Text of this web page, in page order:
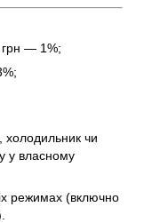
грн — 1%;
чи
у власному
режимах (включно